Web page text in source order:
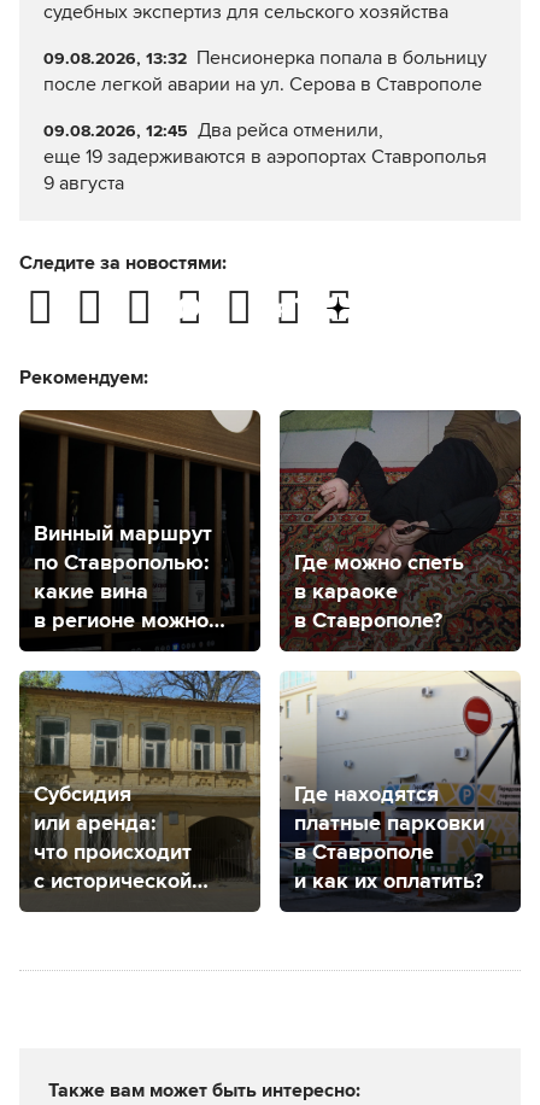
судебных экспертиз для сельского хозяйства
09.08.2026, 13:32 Пенсионерка попала в больницу
после легкой аварии на ул. Серова в Ставрополе
09.08.2026, 12:45 Два рейса отменили,
еще 19 задерживаются в аэропортах Ставрополья
9 августа
Следите за новостями:
Рекомендуем:
Винный маршрут
по Ставрополью:
какие вина
в регионе можно
попробовать
Где можно спеть
в караоке
в Ставрополе?
Субсидия
или аренда:
что происходит
с исторической
усадьбой
в Ставрополе?
Где находятся
платные парковки
в Ставрополе
и как их оплатить?
Также вам может быть интересно: